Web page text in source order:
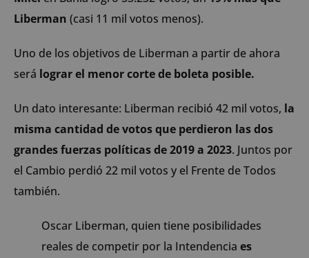
Liberman (casi 11 mil votos menos).
Uno de los objetivos de Liberman a partir de ahora
será lograr el menor corte de boleta posible.
Un dato interesante: Liberman recibió 42 mil votos, la
misma cantidad de votos que perdieron las dos
grandes fuerzas políticas de 2019 a 2023. Juntos por
el Cambio perdió 22 mil votos y el Frente de Todos
también.
Oscar Liberman, quien tiene posibilidades
reales de competir por la Intendencia es